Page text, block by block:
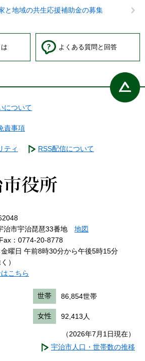
と地域の共生応援補助金の募集
よくある質問と回答
について
責事項
ティ RSS配信について
市宇治琵琶33番地 地図
Fax：0774-20-8778
曜日 午前8時30分から午後5時15分
）
こちら
世帯 86,854世帯
女性 92,413人
（2026年7月1日現在）
宇治市人口・世帯数の推移